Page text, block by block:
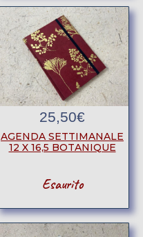
25,50€
AGENDA SETTIMANALE
12 X 16,5 BOTANIQUE
Esaurito